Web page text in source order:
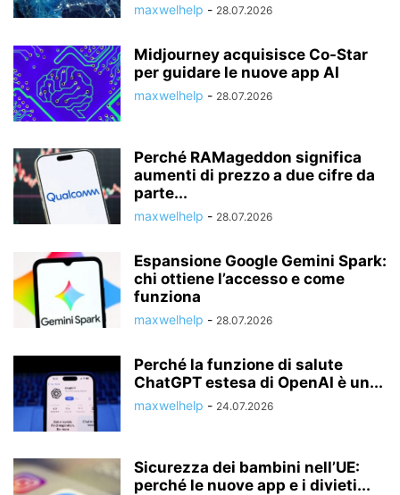
maxwelhelp - 28.07.2026
Midjourney acquisisce Co-Star
per guidare le nuove app AI
maxwelhelp - 28.07.2026
Perché RAMageddon significa
aumenti di prezzo a due cifre da
parte...
maxwelhelp - 28.07.2026
Espansione Google Gemini Spark:
chi ottiene l’accesso e come
funziona
maxwelhelp - 28.07.2026
Perché la funzione di salute
ChatGPT estesa di OpenAI è un...
maxwelhelp - 24.07.2026
Sicurezza dei bambini nell’UE:
perché le nuove app e i divieti...